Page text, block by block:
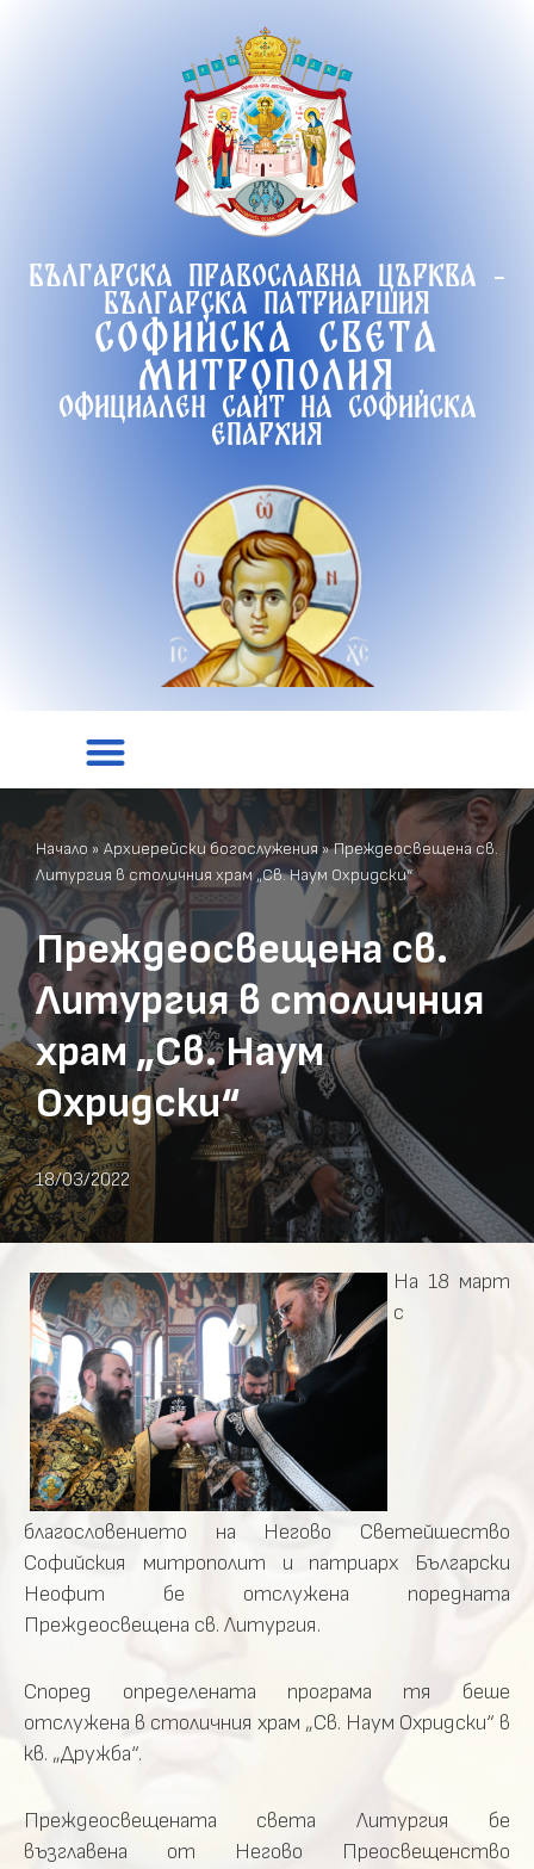
Българска православна църква -
Българска патриаршия
Софийска света
митрополия
Официален сайт на софийска
епархия
Начало » Архиерейски богослужения»Преждеосвещена св.
Литургия в столичния храм „Св. Наум Охридски“
Преждеосвещена св.
Литургия в столичния
храм „Св. Наум
Охридски“
18/03/2022
На 18 март
с
благословението на Негово Светейшество
Софийския митрополит и патриарх Български
Неофит бе отслужена поредната
Преждеосвещена св. Литургия.
Според определената програма тя беше
отслужена в столичния храм „Св. Наум Охридски“ в
кв. „Дружба“.
Преждеосвещената света Литургия бе
възглавена от Негово Преосвещенство